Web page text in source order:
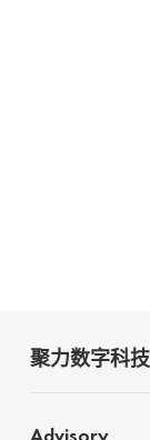
聚力数字科技